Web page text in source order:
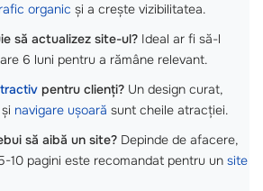
organic și a crește vizibilitatea.
să actualizez site-ul? Ideal ar fi să-l
6 luni pentru a rămâne relevant.
pentru clienți? Un design curat,
navigare ușoară sunt cheile atracției.
să aibă un site? Depinde de afacere,
10 pagini este recomandat pentru un site